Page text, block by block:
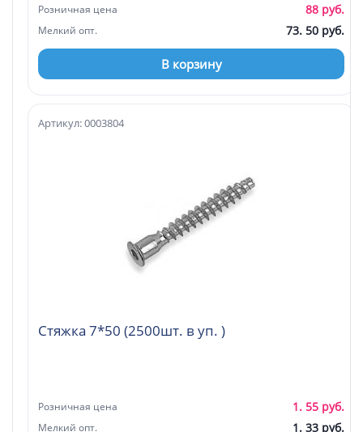
Розничная цена 88 руб.
Мелкий опт. 73. 50 руб.
В корзину
Стяжка 7*50 (2500шт. в уп. )
Артикул: 0003804
Розничная цена 1. 55 руб.
Мелкий опт. 1. 33 руб.